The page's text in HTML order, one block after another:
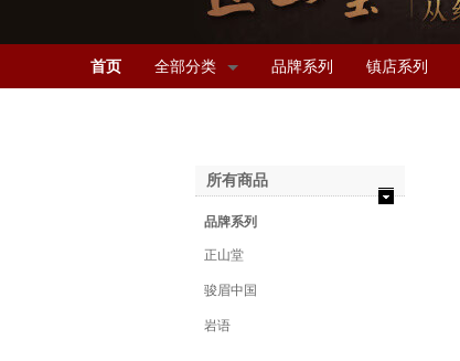
首页 全部分类 品牌系列 镇店系列
所有商品
品牌系列
正山堂
骏眉中国
岩语